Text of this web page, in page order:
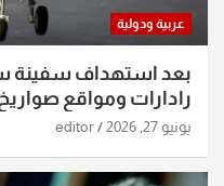
عربية ودولية
بعد استهداف سفينة
رادارات ومواقع
الساعات الماضية
يونيو 27, 2026 editor